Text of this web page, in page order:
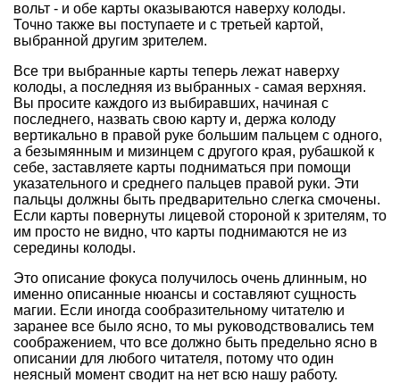
вольт - и обе карты оказываются наверху колоды.
Точно также вы поступаете и с третьей картой,
выбранной другим зрителем.
Все три выбранные карты теперь лежат наверху
колоды, а последняя из выбранных - самая верхняя.
Вы просите каждого из выбиравших, начиная с
последнего, назвать свою карту и, держа колоду
вертикально в правой руке большим пальцем с одного,
а безымянным и мизинцем с другого края, рубашкой к
себе, заставляете карты подниматься при помощи
указательного и среднего пальцев правой руки. Эти
пальцы должны быть предварительно слегка смочены.
Если карты повернуты лицевой стороной к зрителям, то
им просто не видно, что карты поднимаются не из
середины колоды.
Это описание фокуса получилось очень длинным, но
именно описанные нюансы и составляют сущность
магии. Если иногда сообразительному читателю и
заранее все было ясно, то мы руководствовались тем
соображением, что все должно быть предельно ясно в
описании для любого читателя, потому что один
неясный момент сводит на нет всю нашу работу.